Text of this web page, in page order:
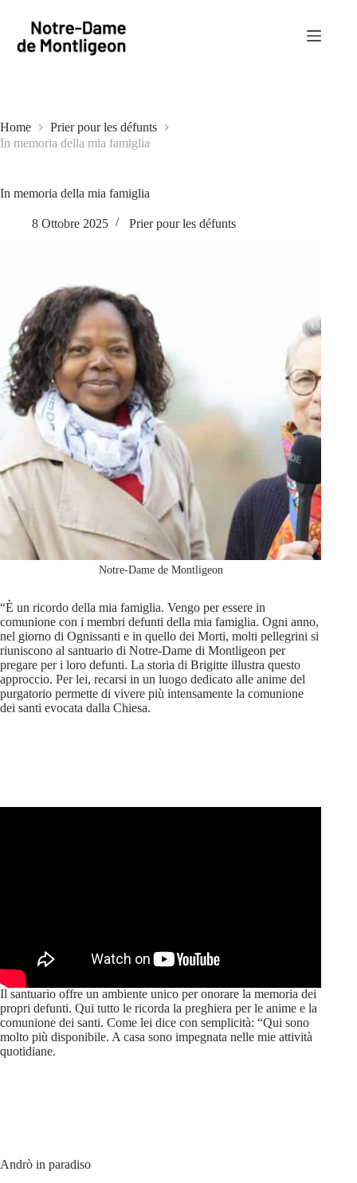
contenuto
Home
Prier pour les défunts
In memoria della mia famiglia
In memoria della mia famiglia
8 Ottobre 2025 Prier pour les défunts
Notre-Dame de Montligeon
“È un ricordo della mia famiglia. Vengo per essere in
comunione con i membri defunti della mia famiglia. Ogni anno,
nel giorno di Ognissanti e in quello dei Morti, molti pellegrini si
riuniscono al santuario di Notre-Dame di Montligeon per
pregare per i loro defunti. La storia di Brigitte illustra questo
approccio. Per lei, recarsi in un luogo dedicato alle anime del
purgatorio permette di vivere più intensamente la comunione
dei santi evocata dalla Chiesa.
Il santuario offre un ambiente unico per onorare la memoria dei
propri defunti. Qui tutto le ricorda la preghiera per le anime e la
comunione dei santi. Come lei dice con semplicità: “Qui sono
molto più disponibile. A casa sono impegnata nelle mie attività
quotidiane.
Andrò in paradiso